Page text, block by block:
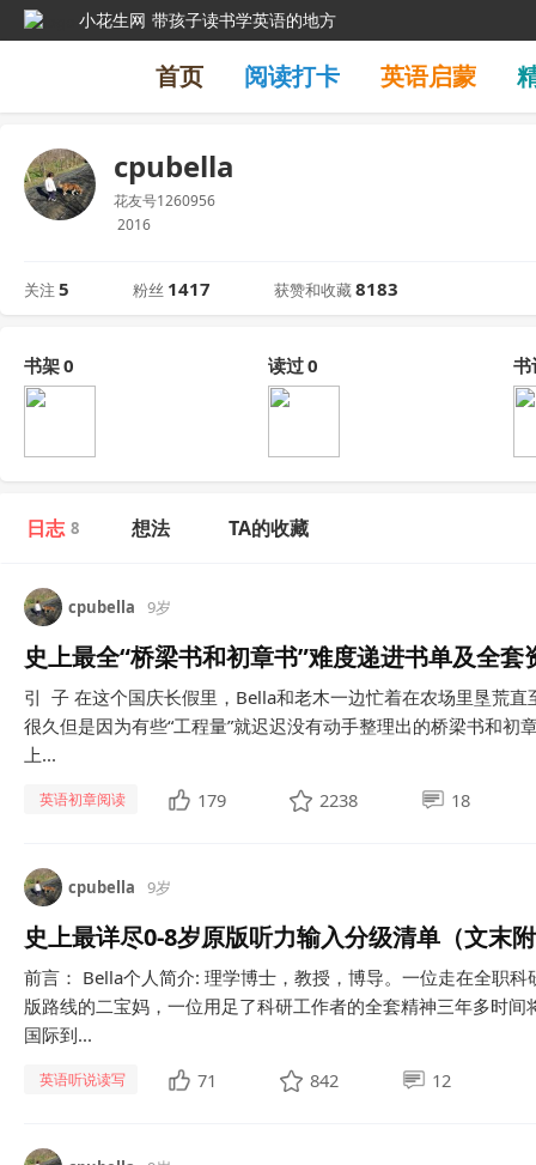
小花生网 带孩子读书学英语的地方
首页 阅读打卡 英语启蒙
cpubella
花友号1260956
2016
关注 5 粉丝 1417 获赞和收藏8183
书架0 读过0 书
日志 8 想法 TA的收藏
cpubella 9岁
史上最全“桥梁书和初章书”难度递进书单及全套
引 子 在这个国庆长假里，Bella和老木一边忙着在农场里垦荒
很久但是因为有些“工程量”就迟迟没有动手整理出的桥梁书和初
上...
英语初章阅读 179 2238 18
cpubella 9岁
史上最详尽0-8岁原版听力输入分级清单（文末
前言： Bella个人简介: 理学博士，教授，博导。一位走在全职
版路线的二宝妈，一位用足了科研工作者的全套精神三年多时间
国际到...
英语听说读写 71 842 12